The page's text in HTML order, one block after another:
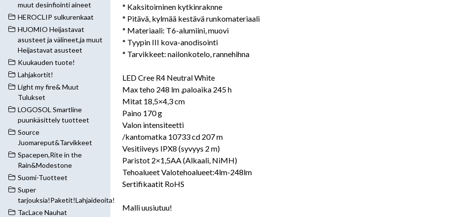
muut desinfiointi aineet
HEROCLIP sulkurenkaat
HUOMIO Heijastavat
asusteet ja välineet,ja muut
Heijastavat asusteet
Kuukauden tuote!
Lahjakortit!
Light my fire& Muut
Tulukset
LOGOSOL Smartline
puunkäsittely tuotteet
Source
Juomareput&Tarvikkeet
Spacepen,Rite in the
Rain&Modestone
Suomi-Tuotteet
Super
tarjouksia!Paketit!Lahjaideoita!
TacLace Nauhat
* Kaksitoiminen kytkinraknne
* Pitävä, kylmää kestävä runkomateriaali
* Materiaali: T6-alumiini, muovi
* Tyypin III kova-anodisointi
* Tarvikkeet: nailonkotelo, rannehihna
LED Cree R4 Neutral White
Max teho 248 lm ,paloaika 245 h
Mitat 18,5×4,3 cm
Paino 170 g
Valon intensiteetti
/kantomatka 10733 cd 207 m
Vesitiiveys IPX8 (syvyys 2 m)
Paristot 2×1,5AA (Alkaali, NiMH)
Tehoalueet Valotehoalueet:4lm-248lm
Sertifikaatit RoHS
Malli uusiutuu!